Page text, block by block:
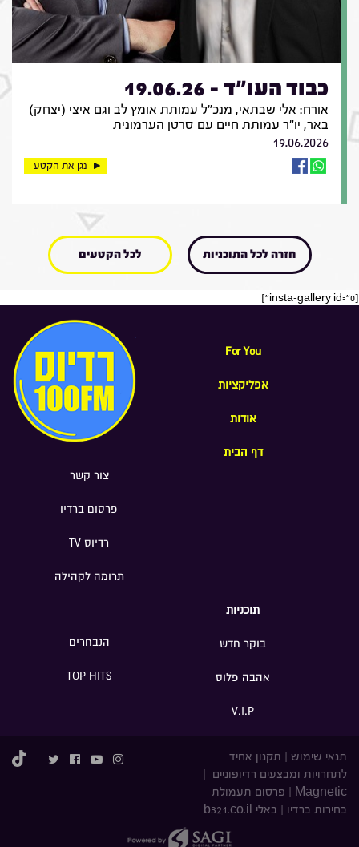
כבוד העו"ד - 19.06.26
אורח: אלי שבתאי, מנכ"ל עמותת אומץ לב וגם איצי (יצחק)
באר, יו"ר עמותת חיים עם סרטן הערמונית
19.06.2026
נגן את הקטע
חזרה לכל התוכניות לכל הקטעים
[insta-gallery id="0"]
For You
אפליקציות
אודות
דף הבית
צור קשר
פרסום ברדיו
רדיוס TV
תרומה לקהילה
תוכניות
בוקר חדש
אהבה פלוס
V.I.P
הנבחרים
TOP HITS
תנאי שימוש
תקנון אחיד
לתחרויות ומבצעים רדיופוניים
Magnetic
פרסום תעמולת
בחירות ברדיו
באלי b321.co.il